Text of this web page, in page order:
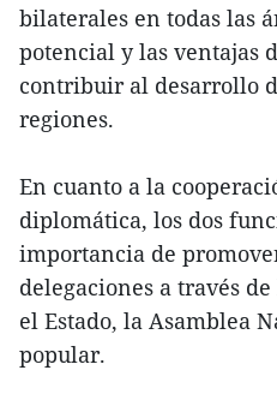
bilaterales en todas las
potencial y las ventajas
contribuir al desarrollo
regiones.
En cuanto a la
diplomática, los dos
importancia de
delegaciones a través
el Estado, la Asamblea
popular.